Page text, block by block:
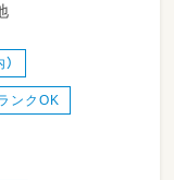
ンクOK